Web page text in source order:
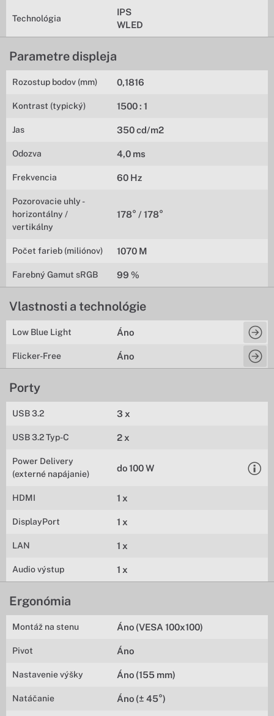
Technológia
IPS
WLED
Parametre displeja
Rozostup bodov (mm) 0,1816
Kontrast (typický) 1500 : 1
Jas 350 cd/m2
Odozva 4,0 ms
Frekvencia 60 Hz
Pozorovacie uhly -
horizontálny /
vertikálny
178° / 178°
Počet farieb (miliónov) 1070 M
Farebný Gamut sRGB 99 %
Vlastnosti a technológie
Low Blue Light Áno
Flicker-Free Áno
Porty
USB 3.2 3 x
USB 3.2 Typ-C 2 x
Power Delivery
(externé napájanie)
do 100 W
HDMI 1 x
DisplayPort 1 x
LAN 1 x
Audio výstup 1 x
Ergonómia
Montáž na stenu Áno (VESA 100x100)
Pivot Áno
Nastavenie výšky Áno (155 mm)
Natáčanie Áno (± 45°)